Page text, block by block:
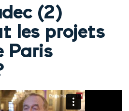
(2)
les projets
Paris